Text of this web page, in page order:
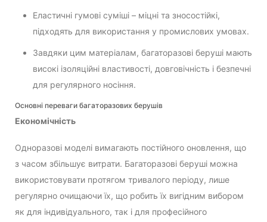
Еластичні гумові суміші – міцні та зносостійкі,
підходять для використання у промислових умовах.
Завдяки цим матеріалам, багаторазові беруші мають
високі ізоляційні властивості, довговічність і безпечні
для регулярного носіння.
Основні переваги багаторазових берушів
Економічність
Одноразові моделі вимагають постійного оновлення, що
з часом збільшує витрати. Багаторазові беруші можна
використовувати протягом тривалого періоду, лише
регулярно очищаючи їх, що робить їх вигідним вибором
як для індивідуального, так і для професійного